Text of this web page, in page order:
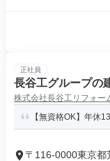
正社員
長谷工グループの
株式会社長谷工リフォー
【無資格OK】年休
〒116-0000東京都